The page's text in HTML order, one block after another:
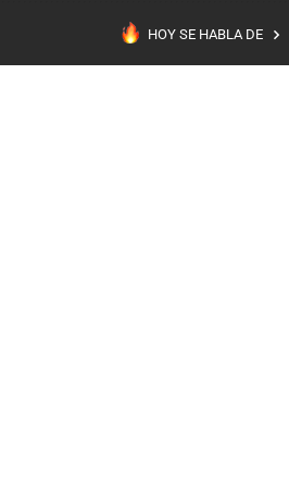
HOY SE HABLA DE